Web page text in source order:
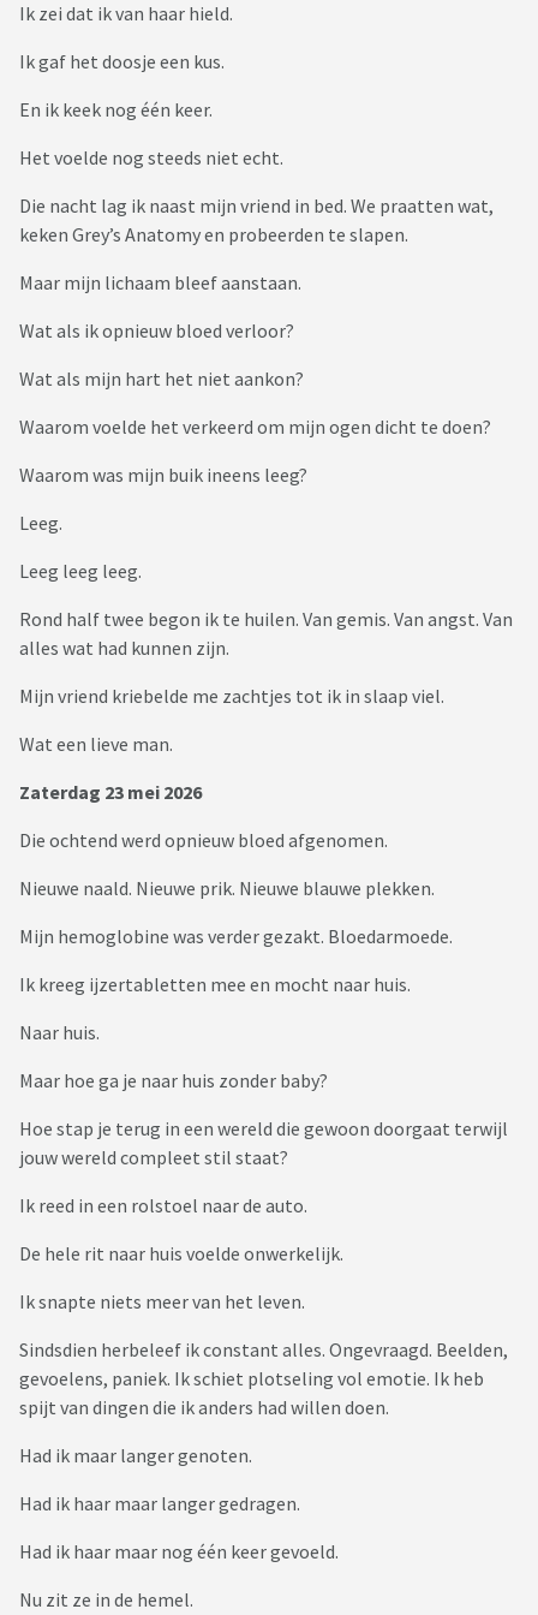
Ik zei dat ik van haar hield.
Ik gaf het doosje een kus.
En ik keek nog één keer.
Het voelde nog steeds niet echt.
Die nacht lag ik naast mijn vriend in bed. We praatten wat,
keken Grey’s Anatomy en probeerden te slapen.
Maar mijn lichaam bleef aanstaan.
Wat als ik opnieuw bloed verloor?
Wat als mijn hart het niet aankon?
Waarom voelde het verkeerd om mijn ogen dicht te doen?
Waarom was mijn buik ineens leeg?
Leeg.
Leeg leeg leeg.
Rond half twee begon ik te huilen. Van gemis. Van angst. Van
alles wat had kunnen zijn.
Mijn vriend kriebelde me zachtjes tot ik in slaap viel.
Wat een lieve man.
Zaterdag 23 mei 2026
Die ochtend werd opnieuw bloed afgenomen.
Nieuwe naald. Nieuwe prik. Nieuwe blauwe plekken.
Mijn hemoglobine was verder gezakt. Bloedarmoede.
Ik kreeg ijzertabletten mee en mocht naar huis.
Naar huis.
Maar hoe ga je naar huis zonder baby?
Hoe stap je terug in een wereld die gewoon doorgaat terwijl
jouw wereld compleet stil staat?
Ik reed in een rolstoel naar de auto.
De hele rit naar huis voelde onwerkelijk.
Ik snapte niets meer van het leven.
Sindsdien herbeleef ik constant alles. Ongevraagd. Beelden,
gevoelens, paniek. Ik schiet plotseling vol emotie. Ik heb
spijt van dingen die ik anders had willen doen.
Had ik maar langer genoten.
Had ik haar maar langer gedragen.
Had ik haar maar nog één keer gevoeld.
Nu zit ze in de hemel.